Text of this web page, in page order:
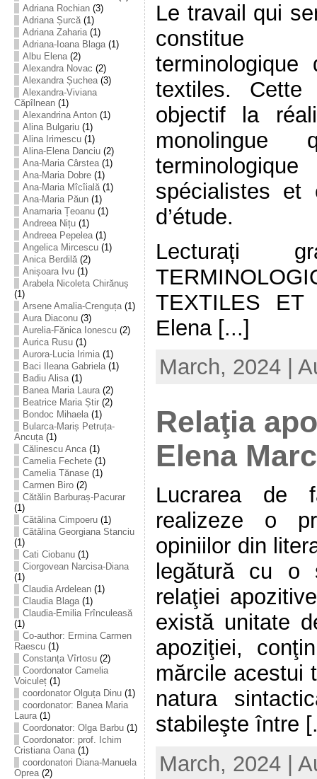
Adriana Rochian(3)
Adriana Șurcă(1)
Adriana Zaharia(1)
Adriana-Ioana Blaga(1)
Albu Elena(2)
Alexandra Novac (2)
Alexandra Șuchea(3)
Alexandra-Viviana
Căpîlnean(1)
Alexandrina Anton(1)
Alina Bulgariu(1)
Alina Irimescu(1)
Alina-Elena Danciu(2)
Ana-Maria Cârstea(1)
Ana-Maria Dobre(1)
Ana-Maria Mîcîială(1)
Ana-Maria Păun(1)
Anamaria Țeoanu(1)
Andreea Nițu(1)
Andreea Pepelea(1)
Angelica Mircescu(1)
Anica Berdilă(2)
Anișoara Ivu(1)
Arabela Nicoleta Chirănuș
(1)
Arsene Amalia-Crenguța(1)
Aura Diaconu(3)
Aurelia-Fănica Ionescu(2)
Aurica Rusu(1)
Aurora-Lucia Irimia(1)
Baci Ileana Gabriela(1)
Badiu Alisa(1)
Banea Maria Laura(2)
Beatrice Maria Știr(2)
Bondoc Mihaela(1)
Bularca-Mariș Petruța-
Ancuța(1)
Călinescu Anca(1)
Camelia Fechete(1)
Camelia Tănase(1)
Carmen Biro(2)
Cătălin Barburaș-Pacurar
(1)
Cătălina Cimpoeru(1)
Cătălina Georgiana Stanciu
(1)
Cati Ciobanu(1)
Ciorgovean Narcisa-Diana
(1)
Claudia Ardelean(1)
Claudia Blaga(1)
Claudia-Emilia Frînculeasă
(1)
Co-author: Ermina Carmen
Raescu(1)
Constanța Vîrtosu(2)
Coordonator Camelia
Voiculeț(1)
coordonator Olguța Dinu(1)
coordonator: Banea Maria
Laura(1)
Coordonator: Olga Barbu(1)
Coordonator: prof. Ichim
Cristiana Oana(1)
coordonatori Diana-Manuela
Oprea(2)
Le travail qui
constitue
textiles. Cette
objectif la
monolingue
spécialistes et
d’étude.
Lecturați
TEXTILES ET
Elena [...]
March, 2024 |
Relaţia
Elena Marc
Lucrarea de
realizeze o
opiniilor din
legătură cu o
relaţiei
există unitate
apoziţiei,
mărcile acestui
natura
stabileşte între
March, 2024 |